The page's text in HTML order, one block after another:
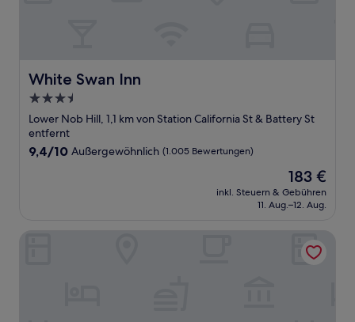
White Swan Inn
White Swan Inn
3.5-
Sterne-
Unterkunft
Lower Nob Hill, 1,1 km von Station California St & Battery St
entfernt
9.4
9,4/10 Außergewöhnlich (1.005 Bewertungen)
Der
Preis
beträgt
183 €
inkl. Steuern & Gebühren
11. Aug.–12. Aug.